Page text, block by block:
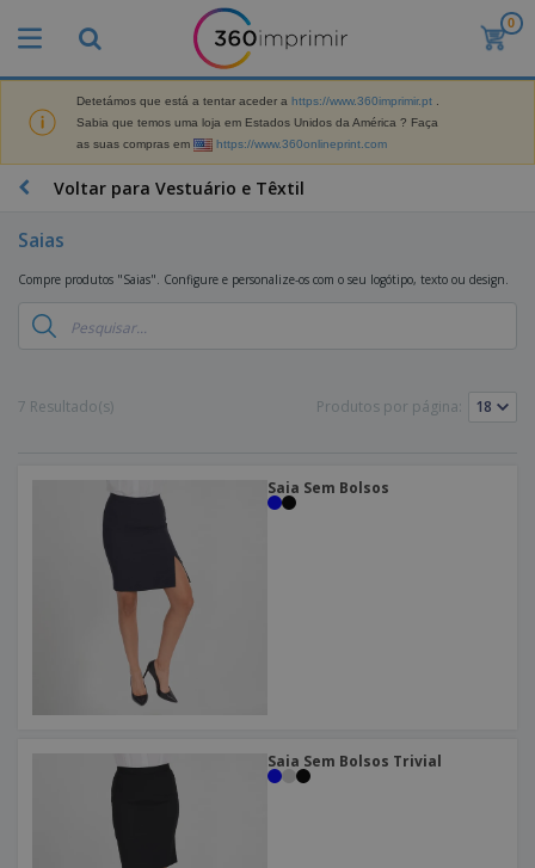
0
Detetámos que está a tentar aceder a https://www.360imprimir.pt
Sabia que temos uma loja em Estados Unidos da América ? Faça
as suas compras em
https://www.360onlineprint.com
Voltar para Vestuário e Têxtil
Saias
Compre produtos "Saias". Configure e personalize-os com o seu logótipo, texto ou design.
7 Resultado(s) Produtos por página:
Saia Sem Bolsos
Saia Sem Bolsos Trivial